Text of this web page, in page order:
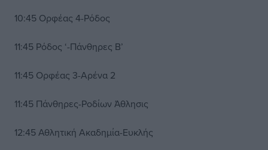
10:45 Ορφέας 4-Ρόδος
11:45 Ρόδος ‘-Πάνθηρες Β’
11:45 Ορφέας 3-Αρένα 2
11:45 Πάνθηρες-Ροδίων Άθλησις
12:45 Αθλητική Ακαδημία-Ευκλής